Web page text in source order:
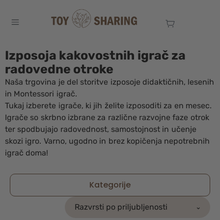
Izposoja kakovostnih igrač za
radovedne otroke
Naša trgovina je del storitve izposoje didaktičnih, lesenih
in Montessori igrač.
Tukaj izberete igrače, ki jih želite izposoditi za en mesec.
Igrače so skrbno izbrane za različne razvojne faze otrok
ter spodbujajo radovednost, samostojnost in učenje
skozi igro. Varno, ugodno in brez kopičenja nepotrebnih
igrač doma!
Kategorije